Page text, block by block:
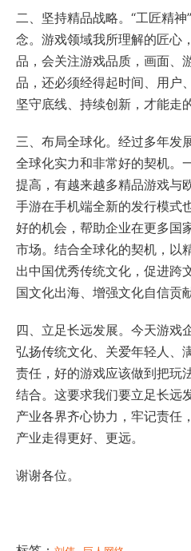
二、坚持精品战略。“工匠精
念。游戏领域我所理解的匠心
品，会关注游戏品质，画面、
品，还必须经得起时间、用户
坚守底线、持续创新，才能走
三、布局全球化。经过多年发
全球化实力和非常好的契机。
提高，有越来越多精品游戏与
手游在手机端全新的发行模式
好的机会，帮助企业在更多国
市场。结合全球化的契机，以
出中国优秀传统文化，促进跨
国文化出海、增强文化自信贡
四、立足长远发展。今天游戏
弘扬传统文化、关爱年轻人、
责任，好的游戏应该做到把玩
结合。这要求我们要立足长远
产业各界齐心协力，牢记责任
产业走得更好、更远。
谢谢各位。